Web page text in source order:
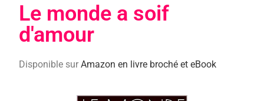
Le monde a soif
d'amour
Disponible surAmazon en livre broché et eBook